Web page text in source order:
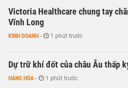
Victoria Healthcare chung tay
Vĩnh Long
KINH DOANH - 1 phút trước
Dự trữ khí đốt của châu Âu thấp
HÀNG HÓA - 1 phút trước